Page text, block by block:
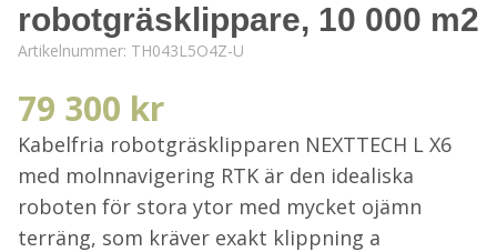
robotgräsklippare, 10 000 m2
Artikelnummer: TH043L5O4Z-U
79 300 kr
Kabelfria robotgräsklipparen NEXTTECH L X6
med molnnavigering RTK är den idealiska
roboten för stora ytor med mycket ojämn
terräng, som kräver exakt klippning a